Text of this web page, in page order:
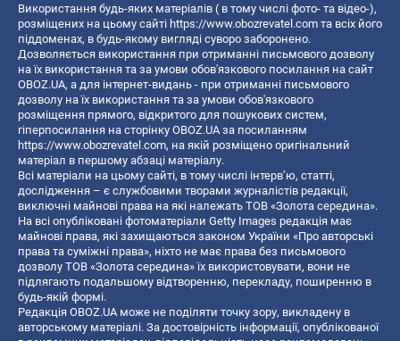
Використання будь-яких матеріалів ( в тому числі фото- та відео-),
розміщених на цьому сайті https://www.obozrevatel.com та всіх його
піддоменах, в будь-якому вигляді суворо заборонено.
Дозволяється використання при отриманні письмового дозволу
на їх використання та за умови обов'язкового посилання на сайт
OBOZ.UA, а для інтернет-видань - при отриманні письмового
дозволу на їх використання та за умови обов'язкового
розміщення прямого, відкритого для пошукових систем,
гіперпосилання на сторінку OBOZ.UA за посиланням
https://www.obozrevatel.com, на якій розміщено оригінальний
матеріал в першому абзаці матеріалу.
Всі матеріали на цьому сайті, в тому числі інтерв’ю, статті,
дослідження – є службовими творами журналістів редакції,
виключні майнові права на які належать ТОВ «Золота середина».
На всі опубліковані фотоматеріали Getty Images редакція має
майнові права, які захищаються законом України «Про авторські
права та суміжні права», ніхто не має права без письмового
дозволу ТОВ «Золота середина» їх використовувати, вони не
підлягають подальшому відтворенню, перекладу, поширенню в
будь-якій формі.
Редакція OBOZ.UA може не поділяти точку зору, викладену в
авторському матеріалі. За достовірність інформації, опублікованої